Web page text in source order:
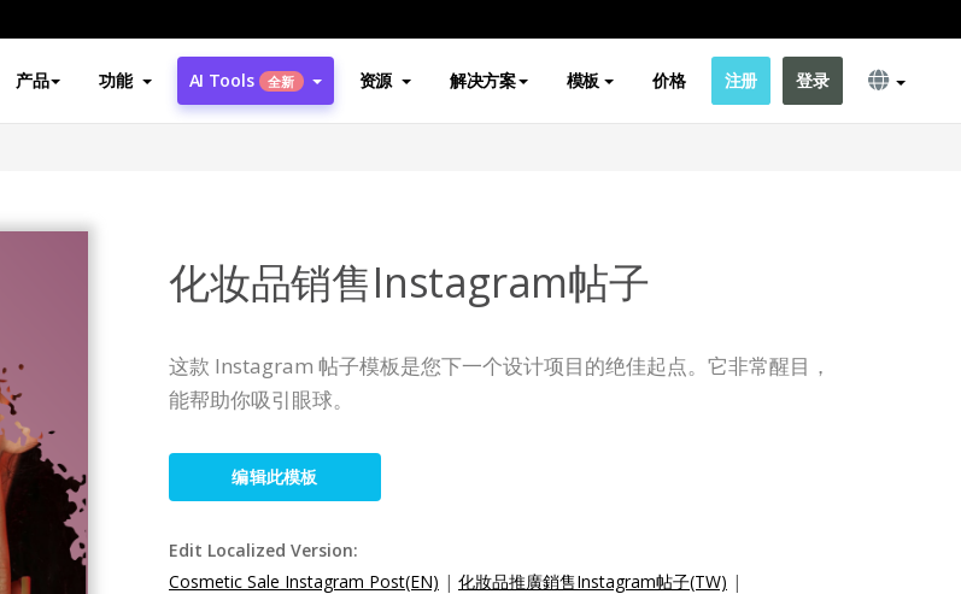
产品 功能 AI Tools 全新 资源 解决方案 模板 价格 注册 登录
化妆品销售Instagram帖子
这款 Instagram 帖子模板是您下一个设计项目的绝佳起点。它非常醒目，
能帮助你吸引眼球。
编辑此模板
Edit Localized Version:
Cosmetic Sale Instagram Post(EN) | 化妝品推廣銷售Instagram帖子(TW) |